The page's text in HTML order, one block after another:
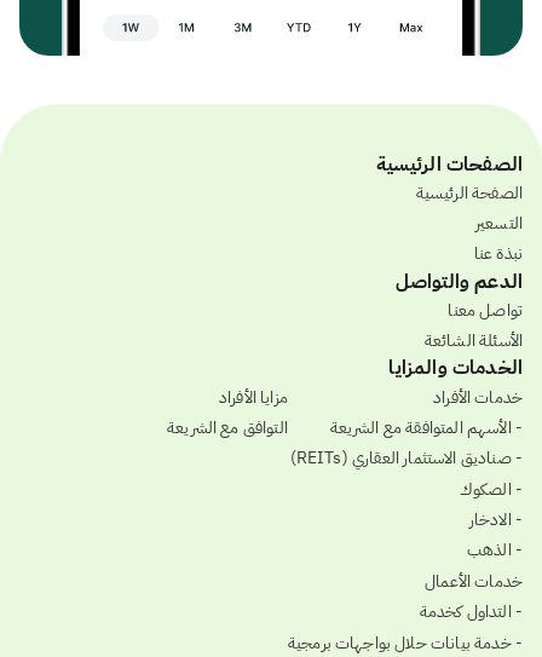
الصفحات الرئيسية
الصفحة الرئيسية
التسعير
نبذة عنا
الدعم والتواصل
تواصل معنا
الأسئلة الشائعة
الخدمات والمزايا
خدمات الأفراد
- الأسهم المتوافقة مع الشريعة
- صناديق الاستثمار العقاري (REITs)
- الصكوك
- الادخار
- الذهب
خدمات الأعمال
- التداول كخدمة
- خدمة بيانات حلال بواجهات برمجية
مزايا الأفراد
التوافق مع الشريعة